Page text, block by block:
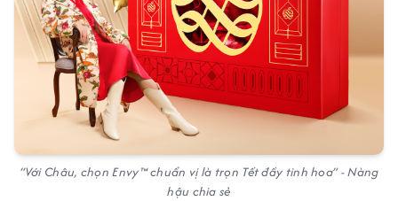
“Với Châu, chọn Envy™ chuẩn vị là trọn Tết đầy tinh hoa” - Nàng
hậu chia sẻ